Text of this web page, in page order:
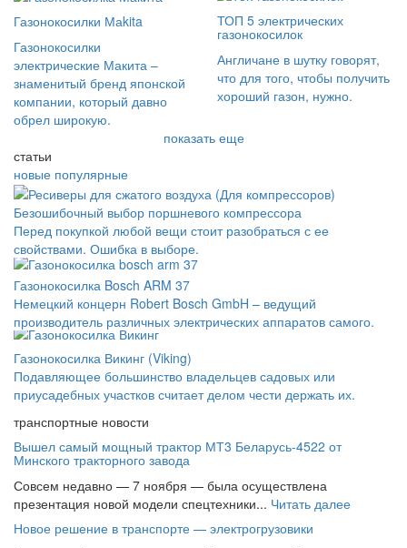
Газонокосилки Маkita
Газонокосилки
электрические Макита –
знаменитый бренд японской
компании, который давно
обрел широкую.
ТОП 5 электрических
газонокосилок
Англичане в шутку говорят,
что для того, чтобы получить
хороший газон, нужно.
показать еще
статьи
новые популярные
Безошибочный выбор поршневого компрессора
Перед покупкой любой вещи стоит разобраться с ее
свойствами. Ошибка в выборе.
Газонокосилка Bosch ARM 37
Немецкий концерн Robert Bosch GmbH – ведущий
производитель различных электрических аппаратов самого.
Газонокосилка Викинг (Viking)
Подавляющее большинство владельцев садовых или
приусадебных участков считает делом чести держать их.
транспортные новости
Вышел самый мощный трактор МТ3 Беларусь-4522 от
Минского тракторного завода
Совсем недавно — 7 ноября — была осуществлена
презентация новой модели спецтехники... Читать далее
Новое решение в транспорте — электрогрузовики